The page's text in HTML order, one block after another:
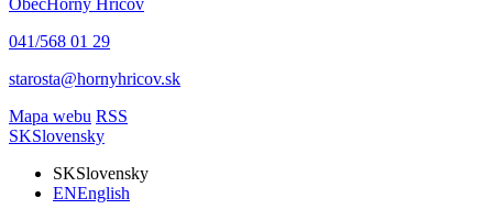
ObecHorný Hričov
041/568 01 29
starosta@hornyhricov.sk
Mapa webu RSS
SKSlovensky
SKSlovensky
ENEnglish